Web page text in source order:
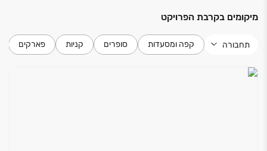
מיקומים בקרבת הפרויקט
תחבורה קפה ומסעדות סופרים קניות פארקים